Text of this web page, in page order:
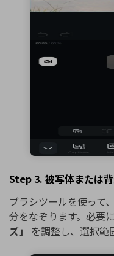
Step 3. 被写体または
ブラシツールを使って
分をなぞります。必要
ズ」
を調整し、選択範